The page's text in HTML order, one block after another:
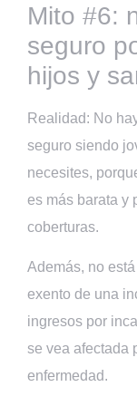
Mito #6:
seguro
hijos y
Realidad: No
seguro siendo
necesites,
es más barata y
coberturas.
Además, no
exento de una
ingresos por
se vea afectada
enfermedad.